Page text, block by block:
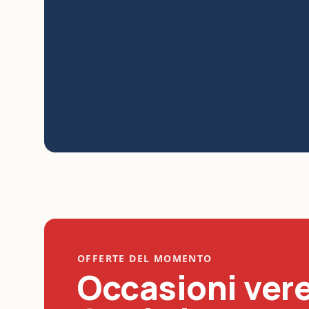
OFFERTE DEL MOMENTO
Occasioni